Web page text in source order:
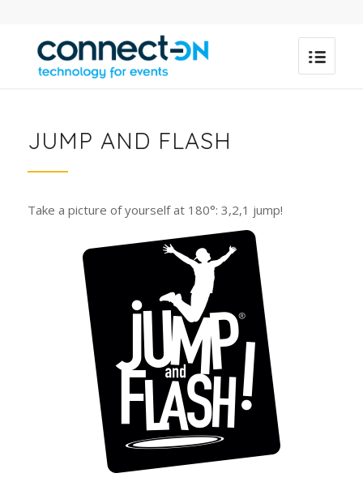
JUMP AND FLASH
Take a picture of yourself at 180°: 3,2,1 jump!